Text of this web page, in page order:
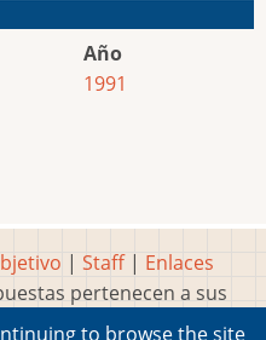
Año
1991
| Staff| Enlaces
pertenecen a sus
dueños
to browse the site